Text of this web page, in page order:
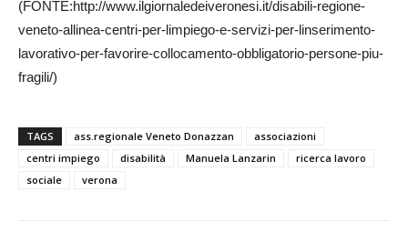
(FONTE:http://www.ilgiornaledeiveronesi.it/disabili-regione-
veneto-allinea-centri-per-limpiego-e-servizi-per-linserimento-
lavorativo-per-favorire-collocamento-obbligatorio-persone-piu-
fragili/)
TAGS ass.regionale Veneto Donazzan
associazioni
centri impiego
disabilità Manuela Lanzarin
ricerca lavoro
sociale
verona